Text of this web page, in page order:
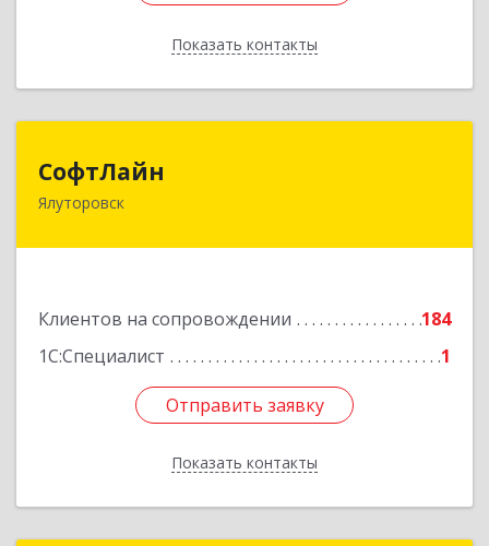
Показать контакты
Назад
СофтЛайн
Ялуторовск
Клиентов на сопровождении
184
1С:Специалист
1
Отправить заявку
Показать контакты
627010, Тюменская обл, Ялуторовский р-н,
Отправить заявку
Назад